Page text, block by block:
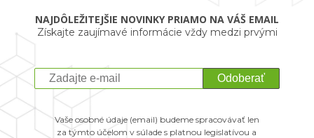
NAJDÔLEŽITEJŠIE NOVINKY PRIAMO NA VÁŠ EMAIL
Získajte zaujímavé informácie vždy medzi prvými
Odoberať
Vaše osobné údaje (email) budeme spracovávať len
za týmto účelom v súlade s platnou legislatívou a